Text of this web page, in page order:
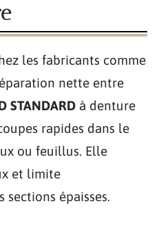
les fabricants comme
nette entre
STANDARD à denture
rapides dans le
ou feuillus. Elle
et limite
sections épaisses.